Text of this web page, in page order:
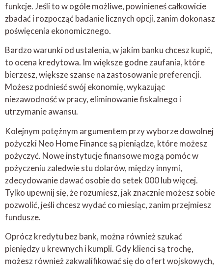
funkcje. Jeśli to w ogóle możliwe, powinieneś całkowicie
zbadać i rozpocząć badanie licznych opcji, zanim dokonasz
poświęcenia ekonomicznego.
Bardzo warunki od ustalenia, w jakim banku chcesz kupić,
to ocena kredytowa. Im większe godne zaufania, które
bierzesz, większe szanse na zastosowanie preferencji.
Możesz podnieść swój ekonomię, wykazując
niezawodność w pracy, eliminowanie fiskalnego i
utrzymanie awansu.
Kolejnym potężnym argumentem przy wyborze dowolnej
pożyczki Neo Home Finance są pieniądze, które możesz
pożyczyć. Nowe instytucje finansowe mogą pomóc w
pożyczeniu zaledwie stu dolarów, między innymi,
zdecydowanie dawać osobie do setek 000 lub więcej.
Tylko upewnij się, że rozumiesz, jak znacznie możesz sobie
pozwolić, jeśli chcesz wydać co miesiąc, zanim przejmiesz
fundusze.
Oprócz kredytu bez bank, można również szukać
pieniędzy u krewnych i kumpli. Gdy klienci są trochę,
możesz również zakwalifikować się do ofert wojskowych,